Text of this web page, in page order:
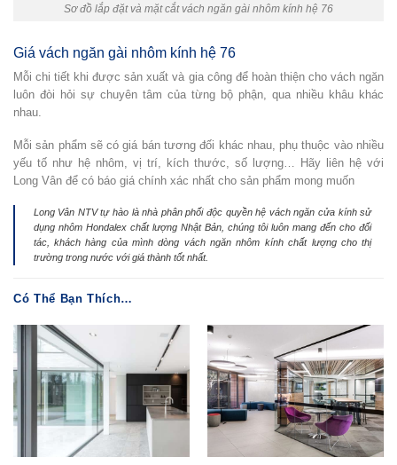
Sơ đồ lắp đặt và mặt cắt vách ngăn gài nhôm kính hệ 76
Giá vách ngăn gài nhôm kính hệ 76
Mỗi chi tiết khi được sản xuất và gia công để hoàn thiện cho vách ngăn
luôn đòi hỏi sự chuyên tâm của từng bộ phận, qua nhiều khâu khác
nhau.
Mỗi sản phẩm sẽ có giá bán tương đối khác nhau, phụ thuộc vào nhiều
yếu tố như hệ nhôm, vị trí, kích thước, số lượng… Hãy liên hệ với
Long Vân để có báo giá chính xác nhất cho sản phẩm mong muốn
Long Vân NTV tự hào là nhà phân phối độc quyền hệ vách ngăn cửa kính sử
dụng nhôm Hondalex chất lượng Nhật Bản, chúng tôi luôn mang đến cho đối
tác, khách hàng của mình dòng vách ngăn nhôm kính chất lượng cho thị
trường trong nước với giá thành tốt nhất.
Có Thể Bạn Thích…